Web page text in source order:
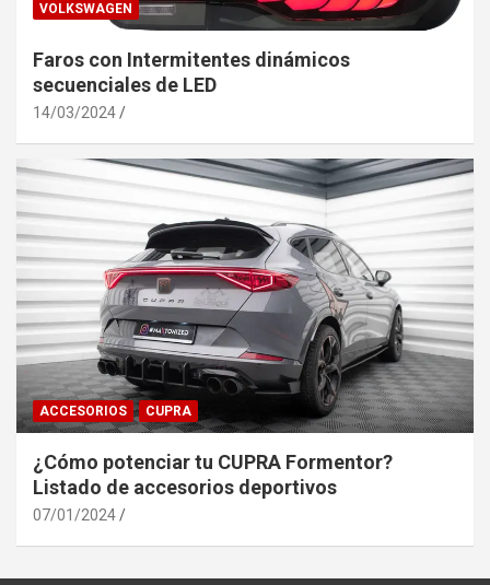
VOLKSWAGEN
Faros con Intermitentes dinámicos
secuenciales de LED
14/03/2024
ACCESORIOS CUPRA
¿Cómo potenciar tu CUPRA Formentor?
Listado de accesorios deportivos
07/01/2024